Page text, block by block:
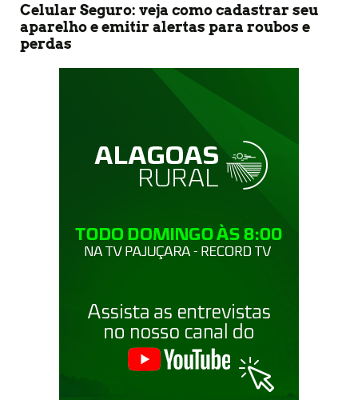
Celular Seguro: veja como cadastrar seu
aparelho e emitir alertas para roubos e
perdas